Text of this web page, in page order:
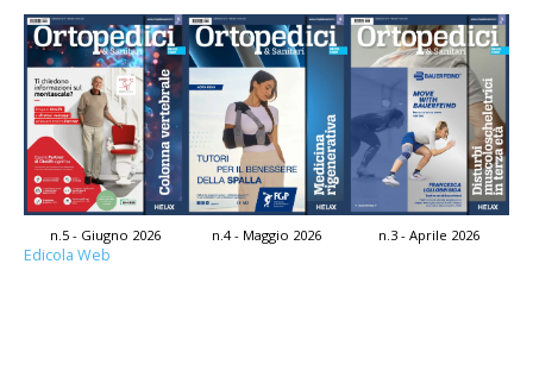
n.5 - Giugno 2026 n.4 - Maggio 2026 n.3 - Aprile 2026
Edicola Web